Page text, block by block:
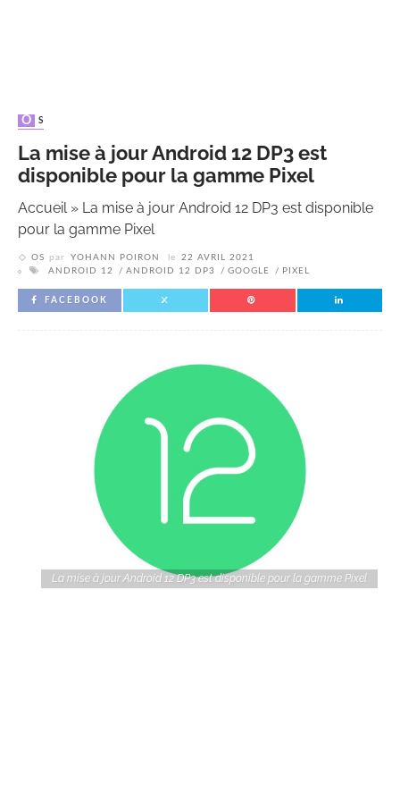
OS
La mise à jour Android 12 DP3 est
disponible pour la gamme Pixel
Accueil» La mise à jour Android 12 DP3 est disponible
pour la gamme Pixel
OS par YOHANN POIRON le
22 AVRIL 2021
ANDROID 12
ANDROID 12 DP3 GOOGLE PIXEL
FACEBOOK
La mise à jour Android 12 DP3 est disponible pour la gamme Pixel